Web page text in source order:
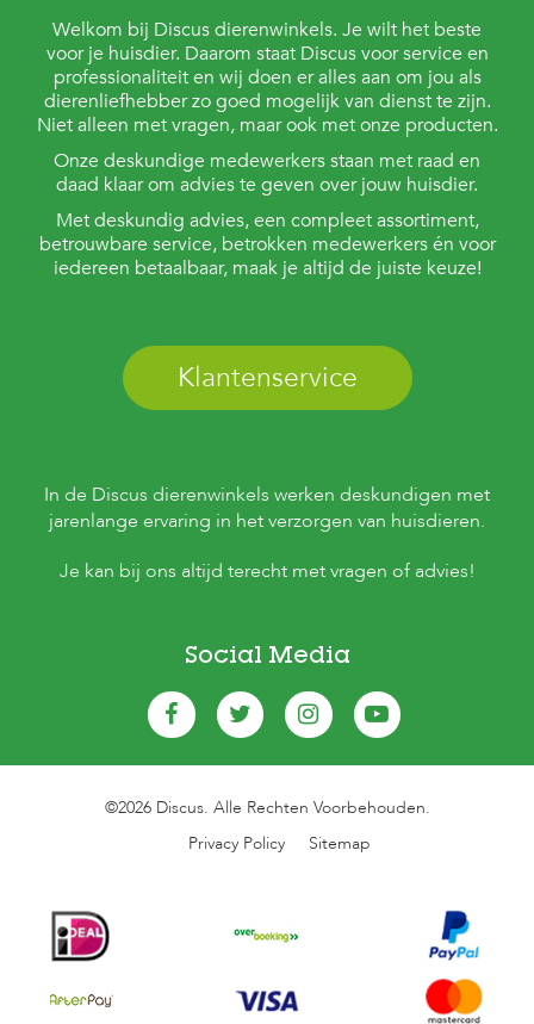
Welkom bij Discus dierenwinkels. Je wilt het beste
voor je huisdier. Daarom staat Discus voor service en
professionaliteit en wij doen er alles aan om jou als
dierenliefhebber zo goed mogelijk van dienst te zijn.
Niet alleen met vragen, maar ook met onze producten.
Onze deskundige medewerkers staan met raad en
daad klaar om advies te geven over jouw huisdier.
Met deskundig advies, een compleet assortiment,
betrouwbare service, betrokken medewerkers én voor
iedereen betaalbaar, maak je altijd de juiste keuze!
Klantenservice
In de Discus dierenwinkels werken deskundigen met
jarenlange ervaring in het verzorgen van huisdieren.
Je kan bij ons altijd terecht met vragen of advies!
Social Media
©2026 Discus. Alle Rechten Voorbehouden.
Privacy Policy
Sitemap